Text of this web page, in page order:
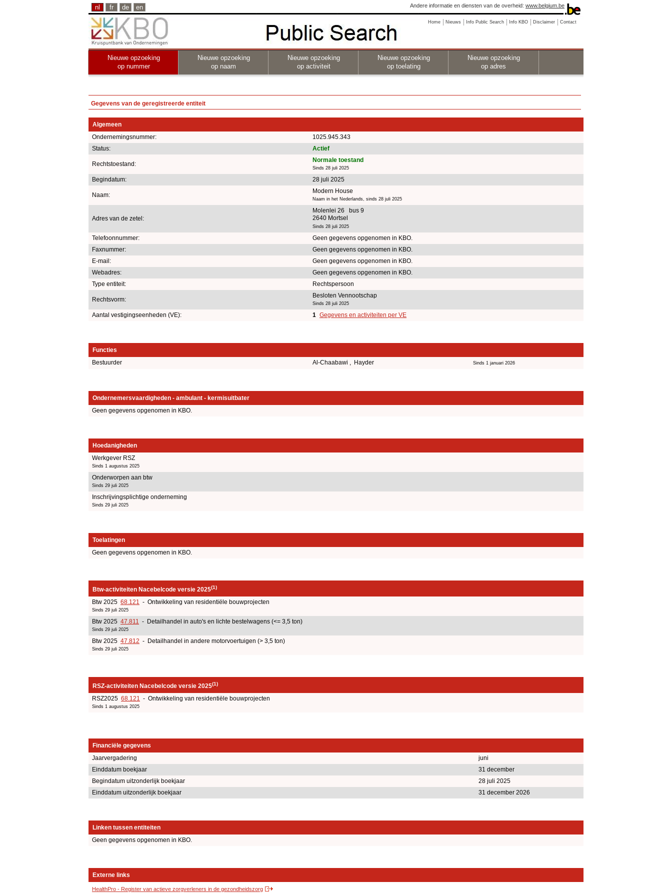
nl fr de en Andere informatie en diensten van de overheid: www.belgium.be
Home Nieuws Info Public Search Info KBO Disclaimer Contact
Nieuwe opzoeking
op nummer
Nieuwe opzoeking
op naam
Nieuwe opzoeking
op activiteit
Nieuwe opzoeking
op toelating
Nieuwe opzoeking
op adres
Gegevens van de geregistreerde entiteit
Algemeen
Ondernemingsnummer:
1025.945.343
Status:
Actief
Rechtstoestand:
Normale toestand
Sinds 28 juli 2025
Begindatum: 28 juli 2025
Naam:
Modern House
Naam in het Nederlands, sinds 28 juli 2025
Adres van de zetel:
Molenlei 26 bus 9
2640 Mortsel
Sinds 28 juli 2025
Telefoonnummer:
Geen gegevens opgenomen in KBO.
Faxnummer:
Geen gegevens opgenomen in KBO.
E-mail:
Geen gegevens opgenomen in KBO.
Webadres:
Geen gegevens opgenomen in KBO.
Type entiteit:
Rechtspersoon
Rechtsvorm:
Besloten Vennootschap
Sinds 28 juli 2025
Aantal vestigingseenheden (VE): 1 Gegevens en activiteiten per VE
Functies
Bestuurder
Al-Chaabawi , Hayder Sinds 1 januari 2026
Ondernemersvaardigheden - ambulant - kermisuitbater
Geen gegevens opgenomen in KBO.
Hoedanigheden
Werkgever RSZ
Sinds 1 augustus 2025
Onderworpen aan btw
Sinds 29 juli 2025
Inschrijvingsplichtige onderneming
Sinds 29 juli 2025
Toelatingen
Geen gegevens opgenomen in KBO.
Btw-activiteiten Nacebelcode versie 2025(1)
Btw 2025 68.121 - Ontwikkeling van residentiële bouwprojecten
Sinds 29 juli 2025
Btw 2025 47.811 - Detailhandel in auto's en lichte bestelwagens (<= 3,5 ton)
Sinds 29 juli 2025
Btw 2025 47.812 - Detailhandel in andere motorvoertuigen (> 3,5 ton)
Sinds 29 juli 2025
RSZ-activiteiten Nacebelcode versie 2025(1)
RSZ2025 68.121 - Ontwikkeling van residentiële bouwprojecten
Sinds 1 augustus 2025
Financiële gegevens
Jaarvergadering
juni
Einddatum boekjaar
31 december
Begindatum uitzonderlijk boekjaar
28 juli 2025
Einddatum uitzonderlijk boekjaar
31 december 2026
Linken tussen entiteiten
Geen gegevens opgenomen in KBO.
Externe links
HealthPro - Register van actieve zorgverleners in de gezondheidszorg